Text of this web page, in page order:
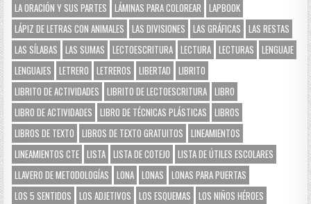
LA ORACIÓN Y SUS PARTES
LÁMINAS PARA COLOREAR
LAPBOOK
LÁPIZ DE LETRAS CON ANIMALES
LAS DIVISIONES LAS GRÁFICAS
LAS RESTAS
LAS SÍLABAS
LAS SUMAS LECTOESCRITURA LECTURA LECTURAS
LENGUAJE
LENGUAJES
LETRERO LETREROS LIBERTAD
LIBRITO
LIBRITO DE ACTIVIDADES
LIBRITO DE LECTOESCRITURA LIBRO
LIBRO DE ACTIVIDADES
LIBRO DE TÉCNICAS PLÁSTICAS
LIBROS
LIBROS DE TEXTO
LIBROS DE TEXTO GRATUITOS
LINEAMIENTOS
LINEAMIENTOS CTE LISTA LISTA DE COTEJO
LISTA DE ÚTILES ESCOLARES
LLAVERO DE METODOLOGÍAS
LONA LONAS
LONAS PARA PUERTAS
LOS 5 SENTIDOS
LOS ADJETIVOS LOS ESQUEMAS
LOS NIÑOS HÉROES